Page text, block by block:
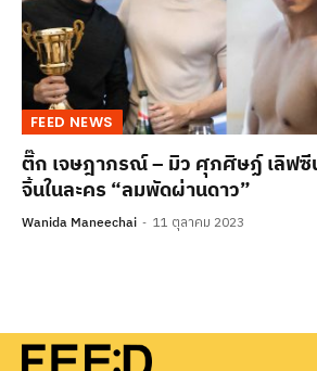
FEED NEWS
ติ๊ก เจษฎาภรณ์ – มิว ศุภศิษฏ์ เลิฟ
จิ้นในละคร “ลมพัดผ่านดาว”
Wanida Maneechai 11 ตุลาคม 2023